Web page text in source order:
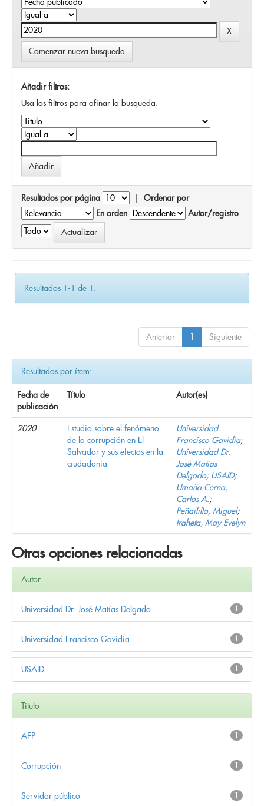
Comenzar nueva busqueda
Añadir filtros:
Usa los filtros para afinar la busqueda.
Resultados por página | Ordenar por
En orden
Autor/registro
Resultados 1-1 de 1.
Anterior 1 Siguiente
Resultados por ítem:
Fecha de
publicación
Título Autor(es)
2020
Estudio sobre el fenómeno
de la corrupción en El
Salvador y sus efectos en la
ciudadanía
Universidad
Francisco Gavidia;
Universidad Dr.
José Matías
Delgado; USAID;
Umaña Cerna,
Carlos A.;
Peñailillo, Miguel;
Iraheta, May Evelyn
Otras opciones relacionadas
Autor
1
Universidad Dr. José Matías Delgado
1
Universidad Francisco Gavidia
1
USAID
Título
1
AFP
1
Corrupción
1
Servidor público